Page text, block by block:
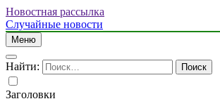
Новостная рассылка
Случайные новости
Меню
Найти:
Заголовки